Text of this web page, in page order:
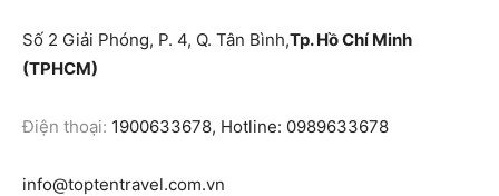
Số 2 Giải Phóng, P. 4, Q. Tân Bình,Tp. Hồ Chí Minh
(TPHCM)
Điện thoại: 1900633678, Hotline: 0989633678
info@toptentravel.com.vn